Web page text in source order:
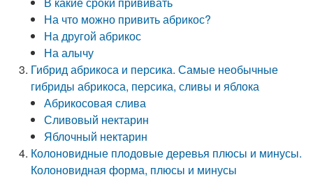
На что можно привить абрикос?
На другой абрикос
На алычу
Гибрид абрикоса и персика. Самые необычные
гибриды абрикоса, персика, сливы и яблока
Абрикосовая слива
Сливовый нектарин
Яблочный нектарин
Колоновидные плодовые деревья плюсы и минусы.
Колоновидная форма, плюсы и минусы